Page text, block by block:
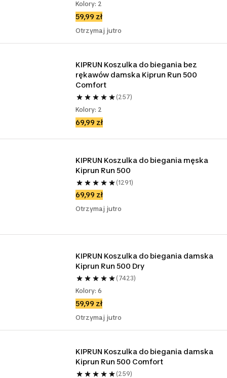
Kolory: 2
59,99 zł
Otrzymaj jutro
KIPRUN Koszulka do biegania bez
rękawów damska Kiprun Run 500
Comfort
(257)
Kolory: 2
69,99 zł
KIPRUN Koszulka do biegania męska
Kiprun Run 500
(1291)
69,99 zł
Otrzymaj jutro
KIPRUN Koszulka do biegania damska
Kiprun Run 500 Dry
(7423)
Kolory: 6
59,99 zł
Otrzymaj jutro
KIPRUN Koszulka do biegania damska
Kiprun Run 500 Comfort
(259)